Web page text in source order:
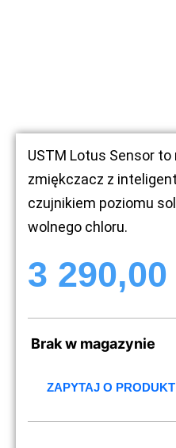
USTM Lotus Sensor
zmiękczacz z
czujnikiem poziomu
wolnego chloru.
3 290,00
Brak w magazynie
ZAPYTAJ O PRODUKT